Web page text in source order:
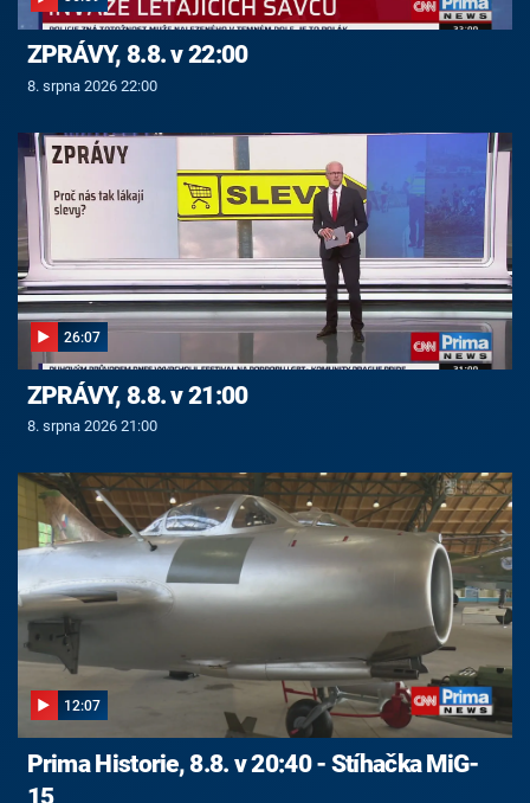
ZPRÁVY, 8.8. v 22:00
8. srpna 2026 22:00
26:07
ZPRÁVY, 8.8. v 21:00
8. srpna 2026 21:00
12:07
Prima Historie, 8.8. v 20:40 - Stíhačka MiG-
15